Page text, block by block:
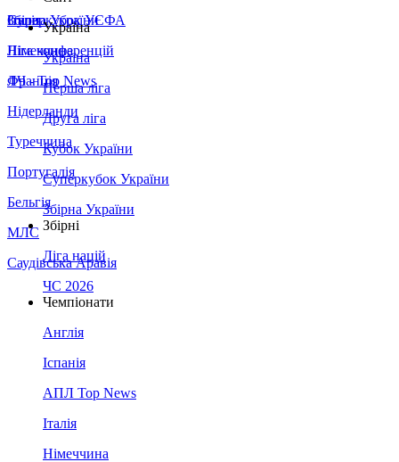
Збірна України
Італія
Німеччина
Франція
Нідерланди
Туреччина
Португалія
Бельгія
МЛС
Саудівська Аравія
Суперкубок УЄФА
Ліга конференцій
ЛЧ - Top News
Україна
Україна
Перша ліга
Друга ліга
Кубок України
Суперкубок України
Збірна України
Збірні
Ліга націй
ЧС 2026
Чемпіонати
Англія
Іспанія
АПЛ Top News
Італія
Німеччина